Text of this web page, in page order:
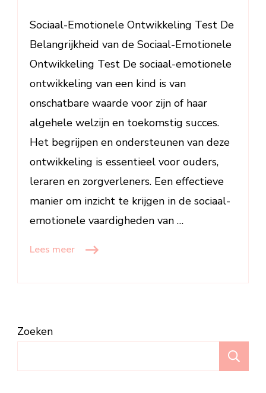
Emotionele
Ontwikkeling
Test
Sociaal-Emotionele Ontwikkeling Test De
Belangrijkheid van de Sociaal-Emotionele
Ontwikkeling Test De sociaal-emotionele
ontwikkeling van een kind is van
onschatbare waarde voor zijn of haar
algehele welzijn en toekomstig succes.
Het begrijpen en ondersteunen van deze
ontwikkeling is essentieel voor ouders,
leraren en zorgverleners. Een effectieve
manier om inzicht te krijgen in de sociaal-
emotionele vaardigheden van …
Lees meer
Zoeken